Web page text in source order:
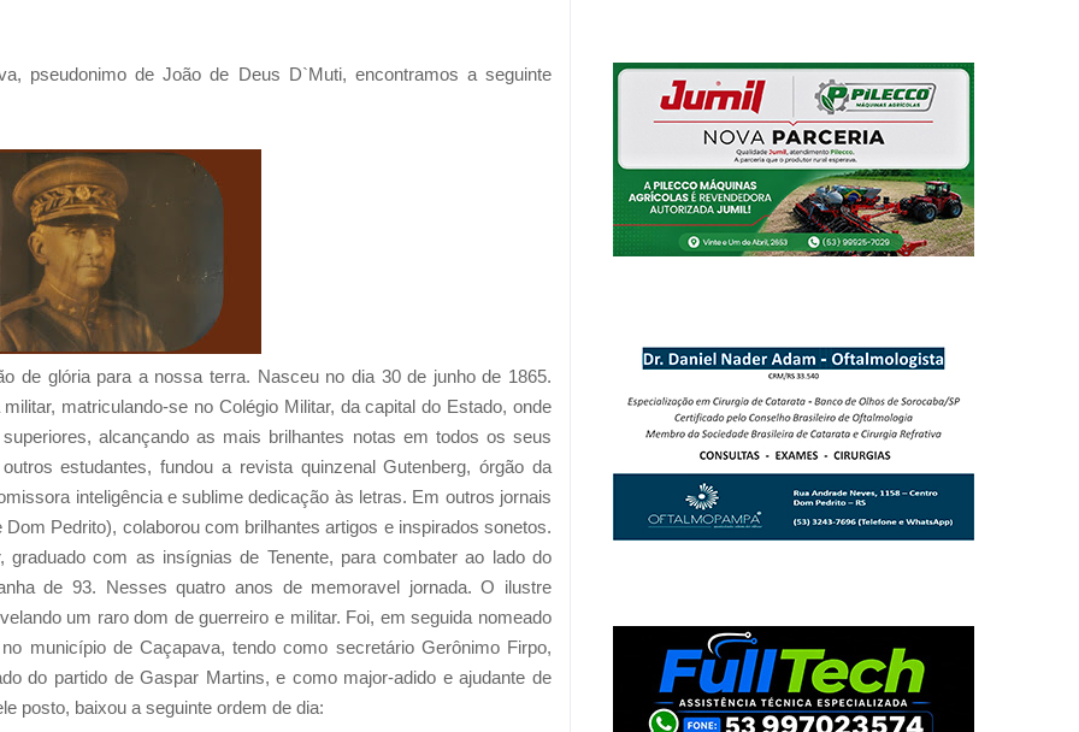
pseudonimo de João de Deus D`Muti, encontramos a seguinte
de glória para a nossa terra. Nasceu no dia 30 de junho de 1865.
matriculando-se no Colégio Militar, da capital do Estado, onde
alcançando as mais brilhantes notas em todos os seus
estudantes, fundou a revista quinzenal Gutenberg, órgão da
inteligência e sublime dedicação às letras. Em outros jornais
Pedrito), colaborou com brilhantes artigos e inspirados sonetos.
com as insígnias de Tenente, para combater ao lado do
de 93. Nesses quatro anos de memoravel jornada. O ilustre
um raro dom de guerreiro e militar. Foi, em seguida nomeado
município de Caçapava, tendo como secretário Gerônimo Firpo,
do partido de Gaspar Martins, e como major-adido e ajudante de
posto, baixou a seguinte ordem de dia: